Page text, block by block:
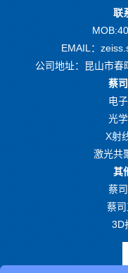
联
EMAIL：
公司地址：昆山市春
蔡
电
光
X射
激光共
其
蔡
蔡
3D